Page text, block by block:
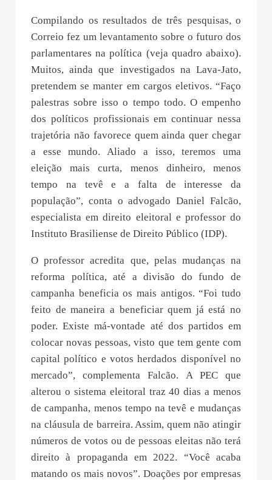
Compilando os resultados de três pesquisas, o
Correio fez um levantamento sobre o futuro dos
parlamentares na política (veja quadro abaixo).
Muitos, ainda que investigados na Lava-Jato,
pretendem se manter em cargos eletivos. “Faço
palestras sobre isso o tempo todo. O empenho
dos políticos profissionais em continuar nessa
trajetória não favorece quem ainda quer chegar
a esse mundo. Aliado a isso, teremos uma
eleição mais curta, menos dinheiro, menos
tempo na tevê e a falta de interesse da
população”, conta o advogado Daniel Falcão,
especialista em direito eleitoral e professor do
Instituto Brasiliense de Direito Público (IDP).
O professor acredita que, pelas mudanças na
reforma política, até a divisão do fundo de
campanha beneficia os mais antigos. “Foi tudo
feito de maneira a beneficiar quem já está no
poder. Existe má-vontade até dos partidos em
colocar novas pessoas, visto que tem gente com
capital político e votos herdados disponível no
mercado”, complementa Falcão. A PEC que
alterou o sistema eleitoral traz 40 dias a menos
de campanha, menos tempo na tevê e mudanças
na cláusula de barreira. Assim, quem não atingir
números de votos ou de pessoas eleitas não terá
direito à propaganda em 2022. “Você acaba
matando os mais novos”. Doações por empresas